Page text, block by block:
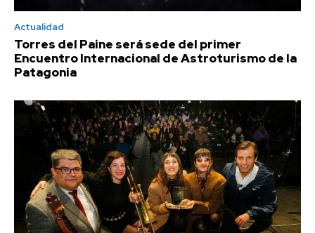
Actualidad
Torres del Paine será sede del primer
Encuentro Internacional de Astroturismo de la
Patagonia